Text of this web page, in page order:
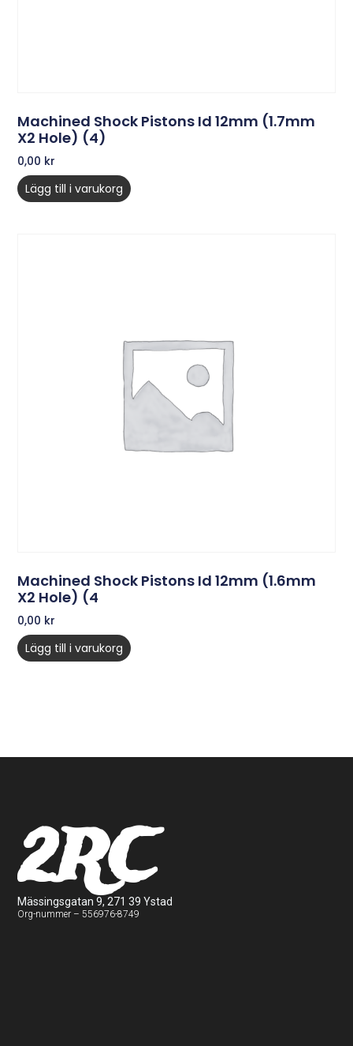
Machined Shock Pistons Id 12mm (1.7mm
X2 Hole) (4)
0,00 kr
Lägg till i varukorg
Machined Shock Pistons Id 12mm (1.6mm
X2 Hole) (4
0,00 kr
Lägg till i varukorg
2RC
Mässingsgatan 9, 271 39 Ystad
Org-nummer – 556976-8749